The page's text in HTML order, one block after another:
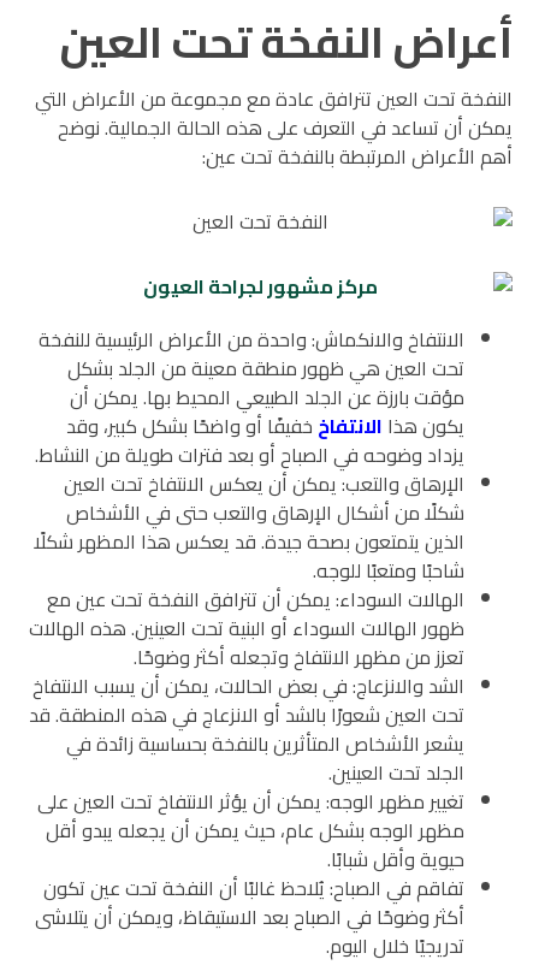
أعراض النفخة تحت العين
النفخة تحت العين تترافق عادة مع مجموعة من الأعراض التي
يمكن أن تساعد في التعرف على هذه الحالة الجمالية. نوضح
أهم الأعراض المرتبطة بالنفخة تحت عين:
الانتفاخ والانكماش: واحدة من الأعراض الرئيسية للنفخة
تحت العين هي ظهور منطقة معينة من الجلد بشكل
مؤقت بارزة عن الجلد الطبيعي المحيط بها. يمكن أن
يكون هذا الانتفاخ خفيفًا أو واضحًا بشكل كبير، وقد
يزداد وضوحه في الصباح أو بعد فترات طويلة من النشاط.
الإرهاق والتعب: يمكن أن يعكس الانتفاخ تحت العين
شكلًا من أشكال الإرهاق والتعب حتى في الأشخاص
الذين يتمتعون بصحة جيدة. قد يعكس هذا المظهر شكلًا
شاحبًا ومتعبًا للوجه.
الهالات السوداء: يمكن أن تترافق النفخة تحت عين مع
ظهور الهالات السوداء أو البنية تحت العينين. هذه الهالات
تعزز من مظهر الانتفاخ وتجعله أكثر وضوحًا.
الشد والانزعاج: في بعض الحالات، يمكن أن يسبب الانتفاخ
تحت العين شعورًا بالشد أو الانزعاج في هذه المنطقة. قد
يشعر الأشخاص المتأثرين بالنفخة بحساسية زائدة في
الجلد تحت العينين.
تغيير مظهر الوجه: يمكن أن يؤثر الانتفاخ تحت العين على
مظهر الوجه بشكل عام، حيث يمكن أن يجعله يبدو أقل
حيوية وأقل شبابًا.
تفاقم في الصباح: يُلاحظ غالبًا أن النفخة تحت عين تكون
أكثر وضوحًا في الصباح بعد الاستيقاظ، ويمكن أن يتلاشى
تدريجيًا خلال اليوم.